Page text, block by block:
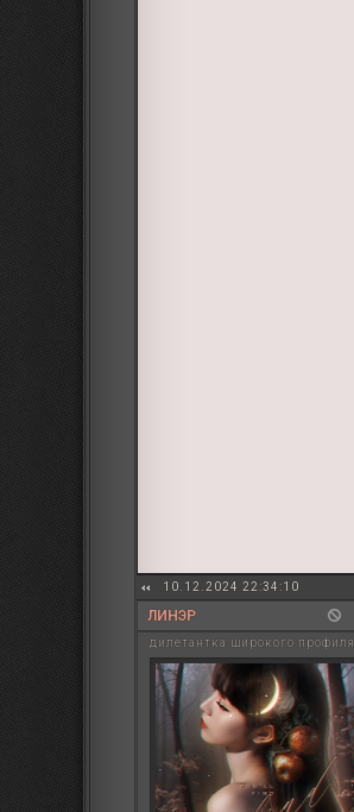
10.12.2024 22:34:10
ЛИНЭР
дилетантка широкого профиля